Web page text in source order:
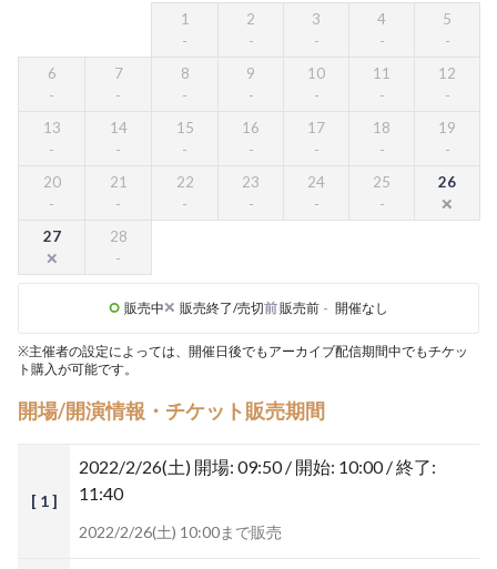
1 2 3 4 5
6 7 8 9 10 11 12
13 14 15 16 17 18 19
20 21 22 23 24 25 26
27 28
販売中 販売終了/売切前販売前 - 開催なし
※主催者の設定によっては、開催日後でもアーカイブ配信期間中でもチケッ
ト購入が可能です。
開場/開演情報・チケット販売期間
[ 1 ]
2022/2/26(土) 開場: 09:50 / 開始: 10:00 / 終了:
11:40
2022/2/26(土) 10:00まで販売